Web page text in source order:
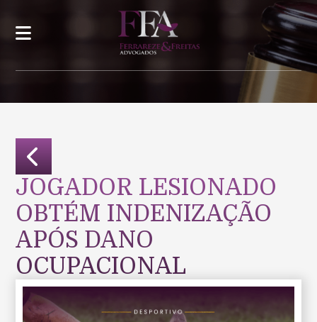
JOGADOR LESIONADO
OBTÉM INDENIZAÇÃO
APÓS DANO
OCUPACIONAL